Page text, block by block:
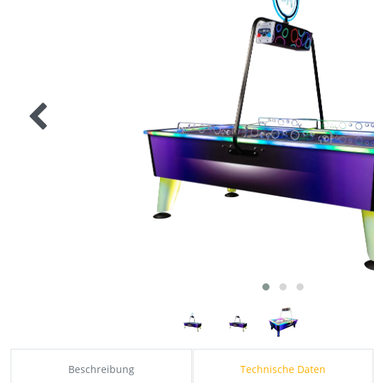
Beschreibung Technische Daten